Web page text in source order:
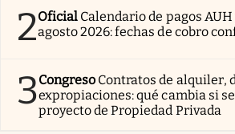
2Oficial Calendario de pagos AUH
agosto 2026: fechas de cobro
3Congreso Contratos de alquiler,
expropiaciones: qué cambia si
proyecto de Propiedad Privada